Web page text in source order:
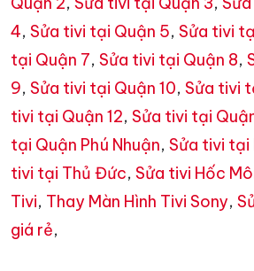
4, Sửa tivi tại Quận 5, Sửa tivi
tại Quận 7, Sửa tivi tại Quận 8,
9, Sửa tivi tại Quận 10, Sửa tivi
tivi tại Quận 12, Sửa tivi tại
tại Quận Phú Nhuận, Sửa tivi tại
tivi tại Thủ Đức, Sửa tivi Hốc
Tivi, Thay Màn Hình Tivi Sony,
giá rẻ,